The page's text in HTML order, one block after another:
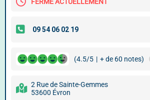
(4.5/5 | + de 60 notes)
2 Rue de Sainte-Gemmes
53600 Évron